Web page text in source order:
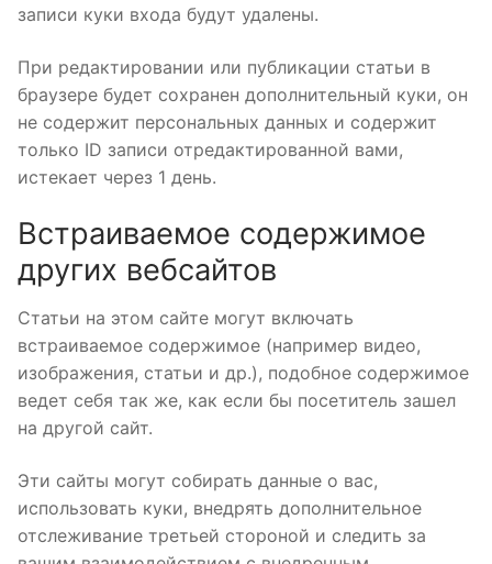
записи куки входа будут удалены.
При редактировании или публикации статьи в
браузере будет сохранен дополнительный куки, он
не содержит персональных данных и содержит
только ID записи отредактированной вами,
истекает через 1 день.
Встраиваемое содержимое
других вебсайтов
Статьи на этом сайте могут включать
встраиваемое содержимое (например видео,
изображения, статьи и др.), подобное содержимое
ведет себя так же, как если бы посетитель зашел
на другой сайт.
Эти сайты могут собирать данные о вас,
использовать куки, внедрять дополнительное
отслеживание третьей стороной и следить за